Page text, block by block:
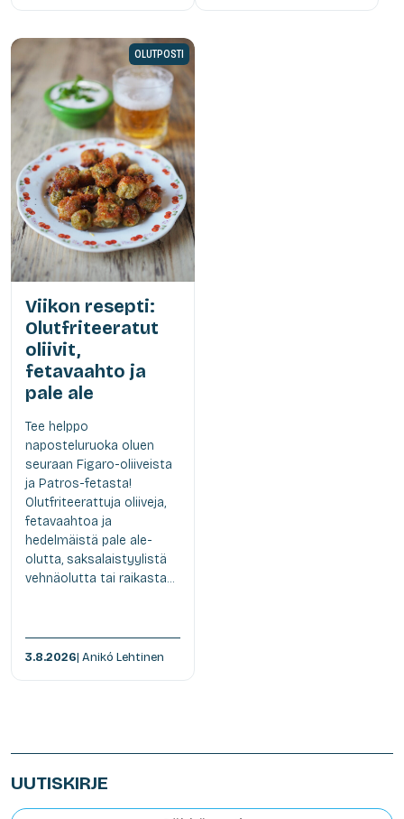
OLUTPOSTI
Viikon resepti:
Olutfriteeratut
oliivit,
fetavaahto ja
pale ale
Tee helppo
naposteluruoka oluen
seuraan Figaro-oliiveista
ja Patros-fetasta!
Olutfriteerattuja oliiveja,
fetavaahtoa ja
hedelmäistä pale ale-
olutta, saksalaistyylistä
vehnäolutta tai raikasta...
3.8.2026| Anikó Lehtinen
UUTISKIRJE